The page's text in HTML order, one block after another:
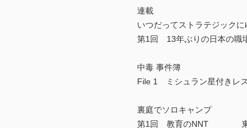
連載
いつだってストラテジックに
第1回 13年ぶりの日本の
中毒 事件簿
File 1 ミシュラン星付き
裏庭でソロキャンプ
第1回 教育のNNT 東